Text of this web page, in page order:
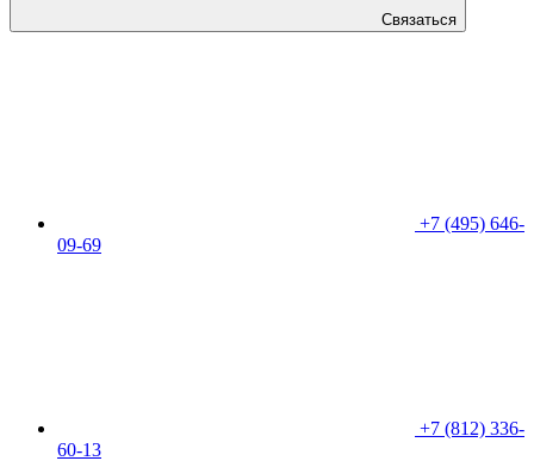
Связаться
+7 (495) 646-
09-69
+7 (812) 336-
60-13